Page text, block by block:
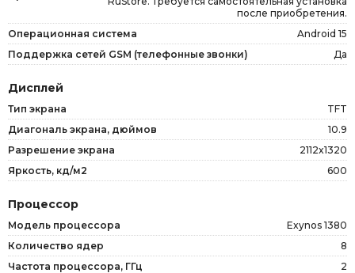
после приобретения.
Операционная система
Android 15
Поддержка сетей GSM (телефонные звонки)
Да
Дисплей
Тип экрана
TFT
Диагональ экрана, дюймов
10.9
Разрешение экрана
2112x1320
Яркость, кд/м2
600
Процессор
Модель процессора
Exynos 1380
Количество ядер
8
Частота процессора, ГГц
2